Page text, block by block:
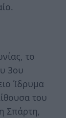
το
3ου
Ίδρυμα
του
Σπάρτη,